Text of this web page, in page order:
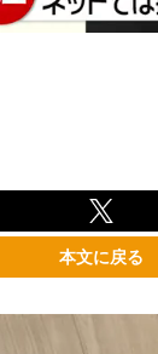
本文に戻る